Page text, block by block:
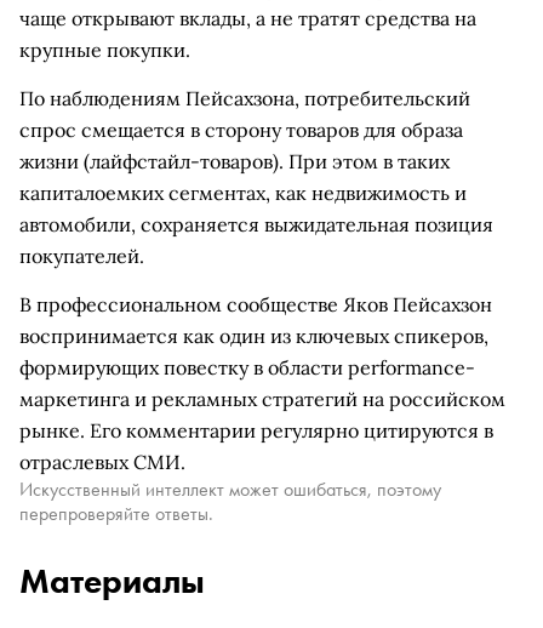
чаще открывают вклады, а не тратят средства на
крупные покупки.
По наблюдениям Пейсахзона, потребительский
спрос смещается в сторону товаров для образа
жизни (лайфстайл-товаров). При этом в таких
капиталоемких сегментах, как недвижимость и
автомобили, сохраняется выжидательная позиция
покупателей.
В профессиональном сообществе Яков Пейсахзон
воспринимается как один из ключевых спикеров,
формирующих повестку в области performance-
маркетинга и рекламных стратегий на российском
рынке. Его комментарии регулярно цитируются в
отраслевых СМИ.
Искусственный интеллект может ошибаться, поэтому
перепроверяйте ответы.
Материалы